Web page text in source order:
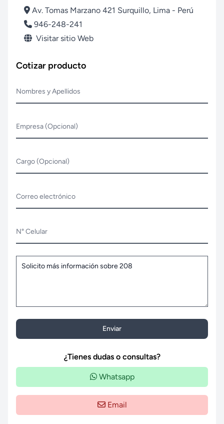
Av. Tomas Marzano 421 Surquillo, Lima - Perú
946-248-241
Visitar sitio Web
Cotizar producto
Nombres y Apellidos
Empresa (Opcional)
Cargo (Opcional)
Correo electrónico
N° Celular
Enviar
¿Tienes dudas o consultas?
Whatsapp
Email